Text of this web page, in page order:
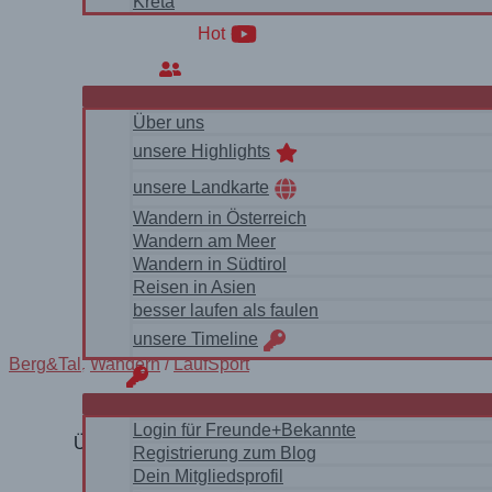
Hot
Über uns
unsere Highlights
unsere Landkarte
Wandern in Österreich
Wandern am Meer
Wandern in Südtirol
Reisen in Asien
besser laufen als faulen
unsere Timeline
login
Login für Freunde+Bekannte
Registrierung zum Blog
Dein Mitgliedsprofil
Berg&Tal ,Wandern/LaufSport
Überraschender, schöner Weg zur Sulzlalm und das